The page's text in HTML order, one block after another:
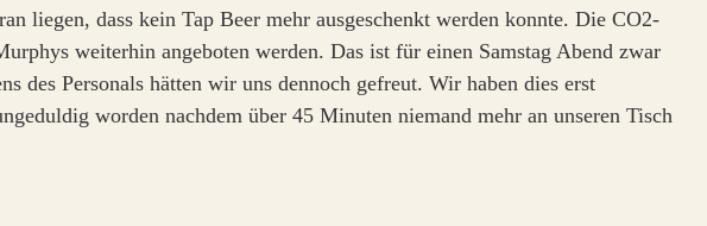
liegen, dass kein Tap Beer mehr ausgeschenkt werden konnte. Die CO2-
weiterhin angeboten werden. Das ist für einen Samstag Abend zwar
des Personals hätten wir uns dennoch gefreut. Wir haben dies erst
worden nachdem über 45 Minuten niemand mehr an unseren Tisch